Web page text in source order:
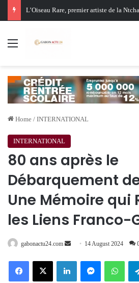
Menu
Home / INTERNATIONAL
INTERNATIONAL
80 ans après le
Débarquement
Une Mémoire qui
les Liens Franco-
gabonactu24.com
Send 14 August 2024
FacebookX LinkedInMessenger